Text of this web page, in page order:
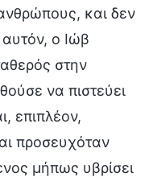
και δεν
αυτόν, ο Ιώβ
στην
να πιστεύει
επιπλέον,
προσευχόταν
μήπως υβρίσει